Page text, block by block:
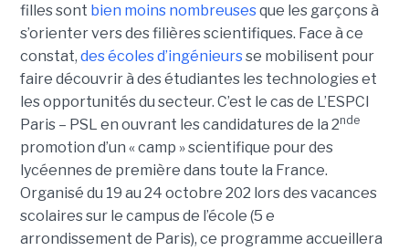
filles sont bien moins nombreusesque les garçons à
s’orienter vers des filières scientifiques. Face à ce
constat, des écoles d’ingénieursse mobilisent pour
faire découvrir à des étudiantes les technologies et
les opportunités du secteur. C’est le cas de L’ESPCI
Paris – PSL en ouvrant les candidatures de la 2nde
promotion d’un « camp » scientifique pour des
lycéennes de première dans toute la France.
Organisé du 19 au 24 octobre 202 lors des vacances
scolaires sur le campus de l’école (5 e
arrondissement de Paris), ce programme accueillera